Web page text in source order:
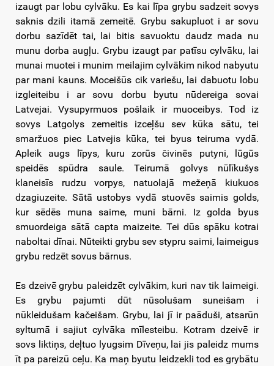
izaugt par lobu cylvāku. Es kai līpa grybu sadzeit sovys
saknis dzili itamā zemeitē. Grybu sakupluot i ar sovu
dorbu sazīdēt tai, lai bitis savuoktu daudz mada nu
munu dorba augļu. Grybu izaugt par patīsu cylvāku, lai
munai muotei i munim meilajim cylvākim nikod nabyutu
par mani kauns. Moceišūs cik variešu, lai dabuotu lobu
izgleiteibu i ar sovu dorbu byutu nūdereiga sovai
Latvejai. Vysupyrmuos pošlaik ir muoceibys. Tod iz
sovys Latgolys zemeitis izceļšu sev kūka sātu, tei
smaržuos piec Latvejis kūka, tei byus teiruma vydā.
Apleik augs līpys, kuru zorūs čivinēs putyni, lūgūs
speidēs spūdra saule. Teirumā golvys nūlīkušys
klaneisīs rudzu vorpys, natuolajā mežeņā kiukuos
dzagiuzeite. Sātā ustobys vydā stuovēs saimis golds,
kur sēdēs muna saime, muni bārni. Iz golda byus
smuordeiga sātā capta maizeite. Tei dūs spāku kotrai
naboltai dīnai. Nūteikti grybu sev stypru saimi, laimeigus
grybu redzēt sovus bārnus.
Es dzeivē grybu paleidzēt cylvākim, kuri nav tik laimeigi.
Es grybu pajumti dūt nūsolušam suneišam i
nūkleidušam kačeišam. Grybu, lai jī ir paāduši, atsarūn
syltumā i sajiut cylvāka mīlesteibu. Kotram dzeivē ir
sovs liktiņs, deļtuo lyugsim Dīveņu, lai jis paleidz mums
īt pa pareizū ceļu. Ka maņ byutu leidzekli tod es grybātu